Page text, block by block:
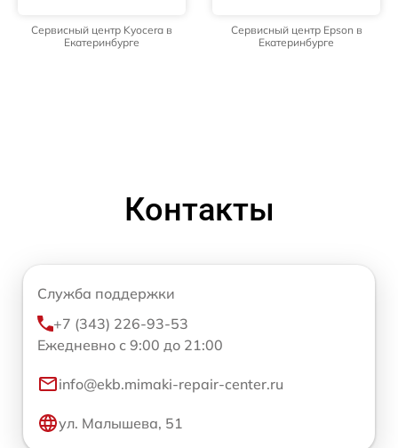
Сервисный центр Kyocera в
Екатеринбурге
Сервисный центр Epson в
Екатеринбурге
Контакты
Служба поддержки
+7 (343) 226-93-53
Ежедневно с 9:00 до 21:00
info@ekb.mimaki-repair-center.ru
ул. Малышева, 51